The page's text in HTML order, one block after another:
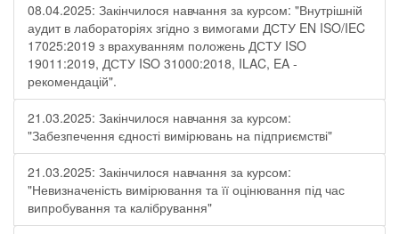
08.04.2025: Закінчилося навчання за курсом: "Внутрішній
аудит в лабораторіях згідно з вимогами ДСТУ EN ISO/IEC
17025:2019 з врахуванням положень ДСТУ ISO
19011:2019, ДСТУ ISO 31000:2018, ILAC, EA -
рекомендацій".
21.03.2025: Закінчилося навчання за курсом:
"Забезпечення єдності вимірювань на підприємстві"
21.03.2025: Закінчилося навчання за курсом:
"Невизначеність вимірювання та її оцінювання під час
випробування та калібрування"